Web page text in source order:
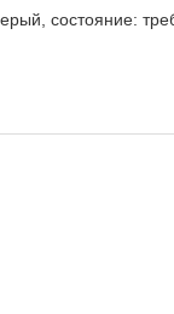
состояние: